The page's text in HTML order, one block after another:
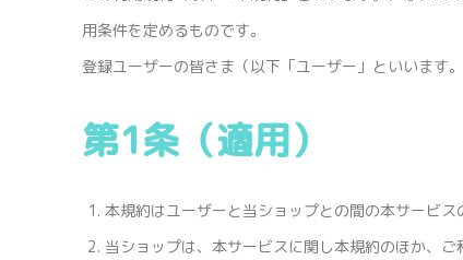
用条件を定めるものです。
登録ユーザーの皆さま（以下「ユーザー」といいます
第1条（適用）
本規約はユーザーと当ショップとの間の本サービ
当ショップは、本サービスに関し本規約のほか、